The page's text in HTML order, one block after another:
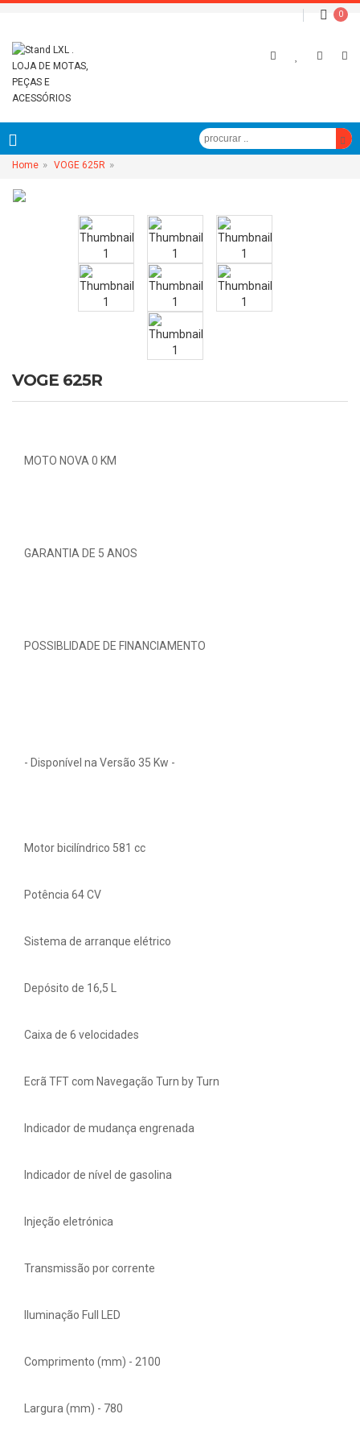
0
Home » VOGE 625R »
VOGE 625R
MOTO NOVA 0 KM
GARANTIA DE 5 ANOS
POSSIBLIDADE DE FINANCIAMENTO
- Disponível na Versão 35 Kw -
Motor bicilíndrico 581 cc
Potência 64 CV
Sistema de arranque elétrico
Depósito de 16,5 L
Caixa de 6 velocidades
Ecrã TFT com Navegação Turn by Turn
Indicador de mudança engrenada
Indicador de nível de gasolina
Injeção eletrónica
Transmissão por corrente
Iluminação Full LED
Comprimento (mm) - 2100
Largura (mm) - 780